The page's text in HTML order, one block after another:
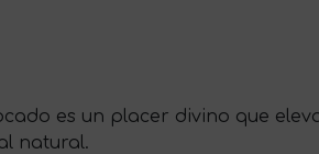
es un placer divino que
natural.